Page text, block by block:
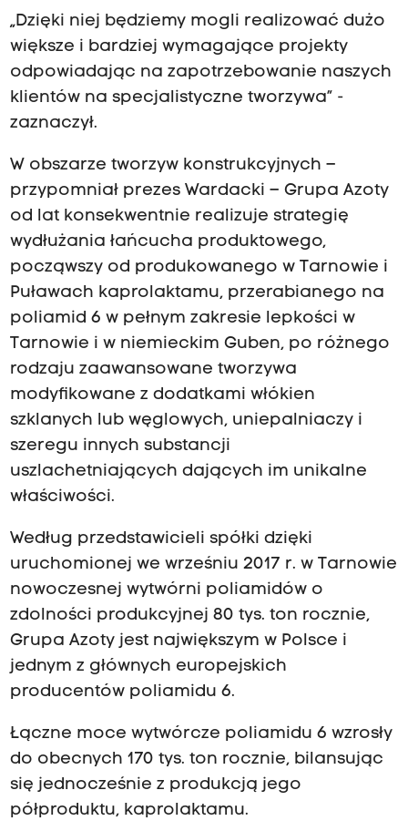
„Dzięki niej będziemy mogli realizować dużo
większe i bardziej wymagające projekty
odpowiadając na zapotrzebowanie naszych
klientów na specjalistyczne tworzywa” -
zaznaczył.
W obszarze tworzyw konstrukcyjnych –
przypomniał prezes Wardacki – Grupa Azoty
od lat konsekwentnie realizuje strategię
wydłużania łańcucha produktowego,
począwszy od produkowanego w Tarnowie i
Puławach kaprolaktamu, przerabianego na
poliamid 6 w pełnym zakresie lepkości w
Tarnowie i w niemieckim Guben, po różnego
rodzaju zaawansowane tworzywa
modyfikowane z dodatkami włókien
szklanych lub węglowych, uniepalniaczy i
szeregu innych substancji
uszlachetniających dających im unikalne
właściwości.
Według przedstawicieli spółki dzięki
uruchomionej we wrześniu 2017 r. w Tarnowie
nowoczesnej wytwórni poliamidów o
zdolności produkcyjnej 80 tys. ton rocznie,
Grupa Azoty jest największym w Polsce i
jednym z głównych europejskich
producentów poliamidu 6.
Łączne moce wytwórcze poliamidu 6 wzrosły
do obecnych 170 tys. ton rocznie, bilansując
się jednocześnie z produkcją jego
półproduktu, kaprolaktamu.